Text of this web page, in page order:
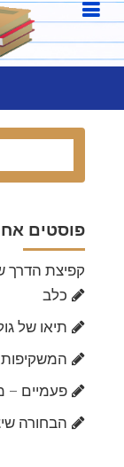
פוסטים
קפיצת הדרך
כלב
תיאו של
פעמיים –
הבחורה